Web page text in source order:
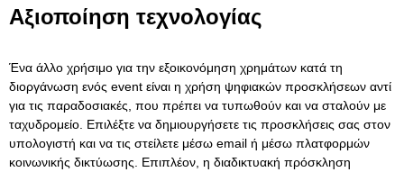
Αξιοποίηση τεχνολογίας
Ένα άλλο χρήσιμο για την εξοικονόμηση χρημάτων κατά τη
διοργάνωση ενός event είναι η χρήση ψηφιακών προσκλήσεων αντί
για τις παραδοσιακές, που πρέπει να τυπωθούν και να σταλούν με
ταχυδρομείο. Επιλέξτε να δημιουργήσετε τις προσκλήσεις σας στον
υπολογιστή και να τις στείλετε μέσω email ή μέσω πλατφορμών
κοινωνικής δικτύωσης. Επιπλέον, η διαδικτυακή πρόσκληση